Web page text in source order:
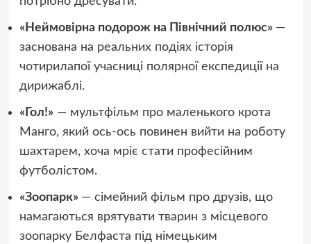
«Неймовірна подорож на Північний полюс» —
заснована на реальних подіях історія
чотирилапої учасниці полярної експедиції на
дирижаблі.
«Гол!»— мультфільм про маленького крота
Манго, який ось-ось повинен вийти на роботу
шахтарем, хоча мріє стати професійним
футболістом.
«Зоопарк» — сімейний фільм про друзів, що
намагаються врятувати тварин з місцевого
зоопарку Белфаста під німецьким